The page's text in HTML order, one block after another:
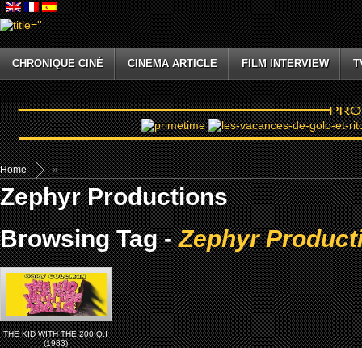
CHRONIQUE CINÉ CINEMA ARTICLE FILM INTERVIEW
Home »
Zephyr Productions
Browsing Tag -Zephyr
THE KID WITH THE 200 Q.I
(1983)